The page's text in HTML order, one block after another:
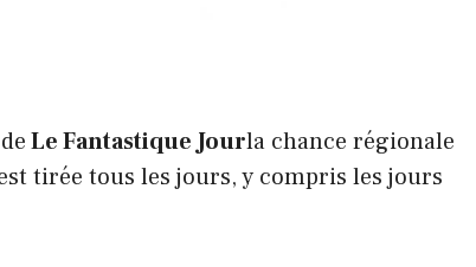
Le FantastiqueJourla chance régionale
tirée tous les jours, y compris les jours